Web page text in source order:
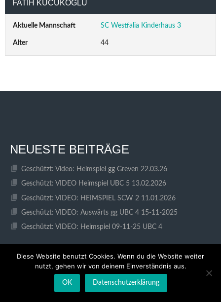
FATIH KÜCÜKOGLU
Aktuelle Mannschaft SC Westfalia Kinderhaus 3
Alter 44
NEUESTE BEITRÄGE
Geschützt: Video: Heimspiel gg Greven 22.03.26
Geschützt: VIDEO Heimspiel UBC 5 13.02.2026
Geschützt: VIDEO: HEIMSPIEL SCW 2 11.01.2026
Geschützt: VIDEO: Auswärts gg UBC 4 15-11-2025
Geschützt: VIDEO: Heimspiel 09-11-25 UBC 4
SEITE DER ABTEILUNG
Diese Website benutzt Cookies. Wenn du die Website weiter
nutzt, gehen wir von deinem Einverständnis aus.
OK Datenschutzerklärung